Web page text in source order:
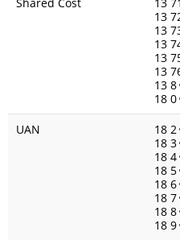
13
13
13
13
13
13 8
18 0
UAN
18 2
18 3
18 4
18 5
18 6
18 7
18 8
18 9